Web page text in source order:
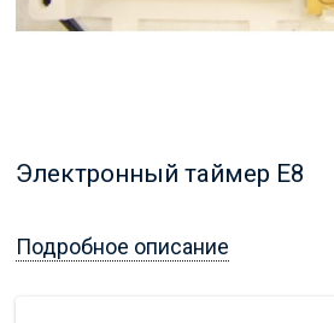
Электронный таймер E8
Подробное описание